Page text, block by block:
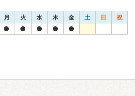
月 火 水 木 金 土 日 祝